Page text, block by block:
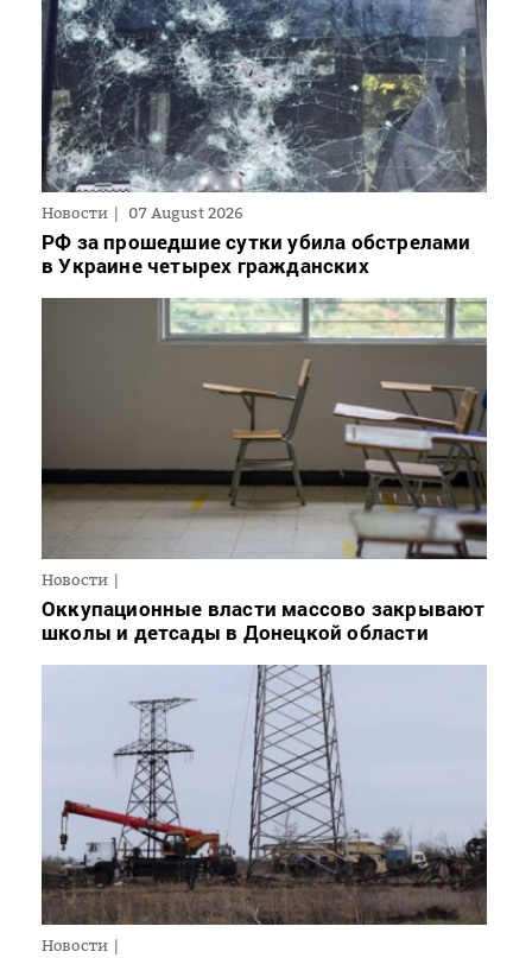
Новости 07 August 2026
РФ за прошедшие сутки убила обстрелами
в Украине четырех гражданских
Новости
Оккупационные власти массово закрывают
школы и детсады в Донецкой области
Новости